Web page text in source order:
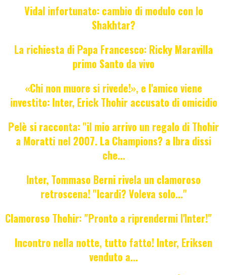
Vidal infortunato: cambio di modulo con lo
Shakhtar?
La richiesta di Papa Francesco: Ricky Maravilla
primo Santo da vivo
«Chi non muore si rivede!», e l'amico viene
investito: Inter, Erick Thohir accusato di omicidio
Pelè si racconta: "il mio arrivo un regalo di Thohir
a Moratti nel 2007. La Champions? a Ibra dissi
che...
Inter, Tommaso Berni rivela un clamoroso
retroscena! "Icardi? Voleva solo..."
Clamoroso Thohir: "Pronto a riprendermi l'Inter!"
Incontro nella notte, tutto fatto! Inter, Eriksen
venduto a...